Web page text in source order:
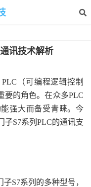
讯技术解析
（可编程逻辑控制
要的角色。在众多PLC
强大而备受青睐。今
子S7系列PLC的通讯支
S7系列的多种型号，